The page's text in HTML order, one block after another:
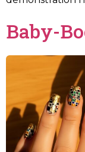
Baby-